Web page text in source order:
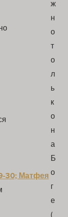
30; Матфея
ж
н
о
т
о
л
ь
к
о
н
а
Б
о
г
е
(